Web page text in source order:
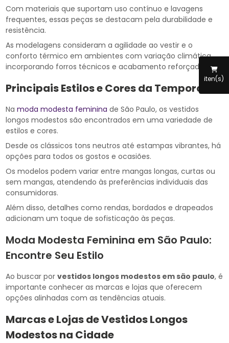
iten(s)
Com materiais que suportam uso contínuo e lavagens
frequentes, essas peças se destacam pela durabilidade e
resistência.
As modelagens consideram a agilidade ao vestir e o
conforto térmico em ambientes com variação climática,
incorporando forros técnicos e acabamento reforçado.
Principais Estilos e Cores da Temporada
Namoda modesta feminina de São Paulo, os vestidos
longos modestos são encontrados em uma variedade de
estilos e cores.
Desde os clássicos tons neutros até estampas vibrantes, há
opções para todos os gostos e ocasiões.
Os modelos podem variar entre mangas longas, curtas ou
sem mangas, atendendo às preferências individuais das
consumidoras.
Além disso, detalhes como rendas, bordados e drapeados
adicionam um toque de sofisticação às peças.
Moda Modesta Feminina em São Paulo:
Encontre Seu Estilo
Ao buscar porvestidos longos modestos em são paulo, é
importante conhecer as marcas e lojas que oferecem
opções alinhadas com as tendências atuais.
Marcas e Lojas de Vestidos Longos
Modestos na Cidade